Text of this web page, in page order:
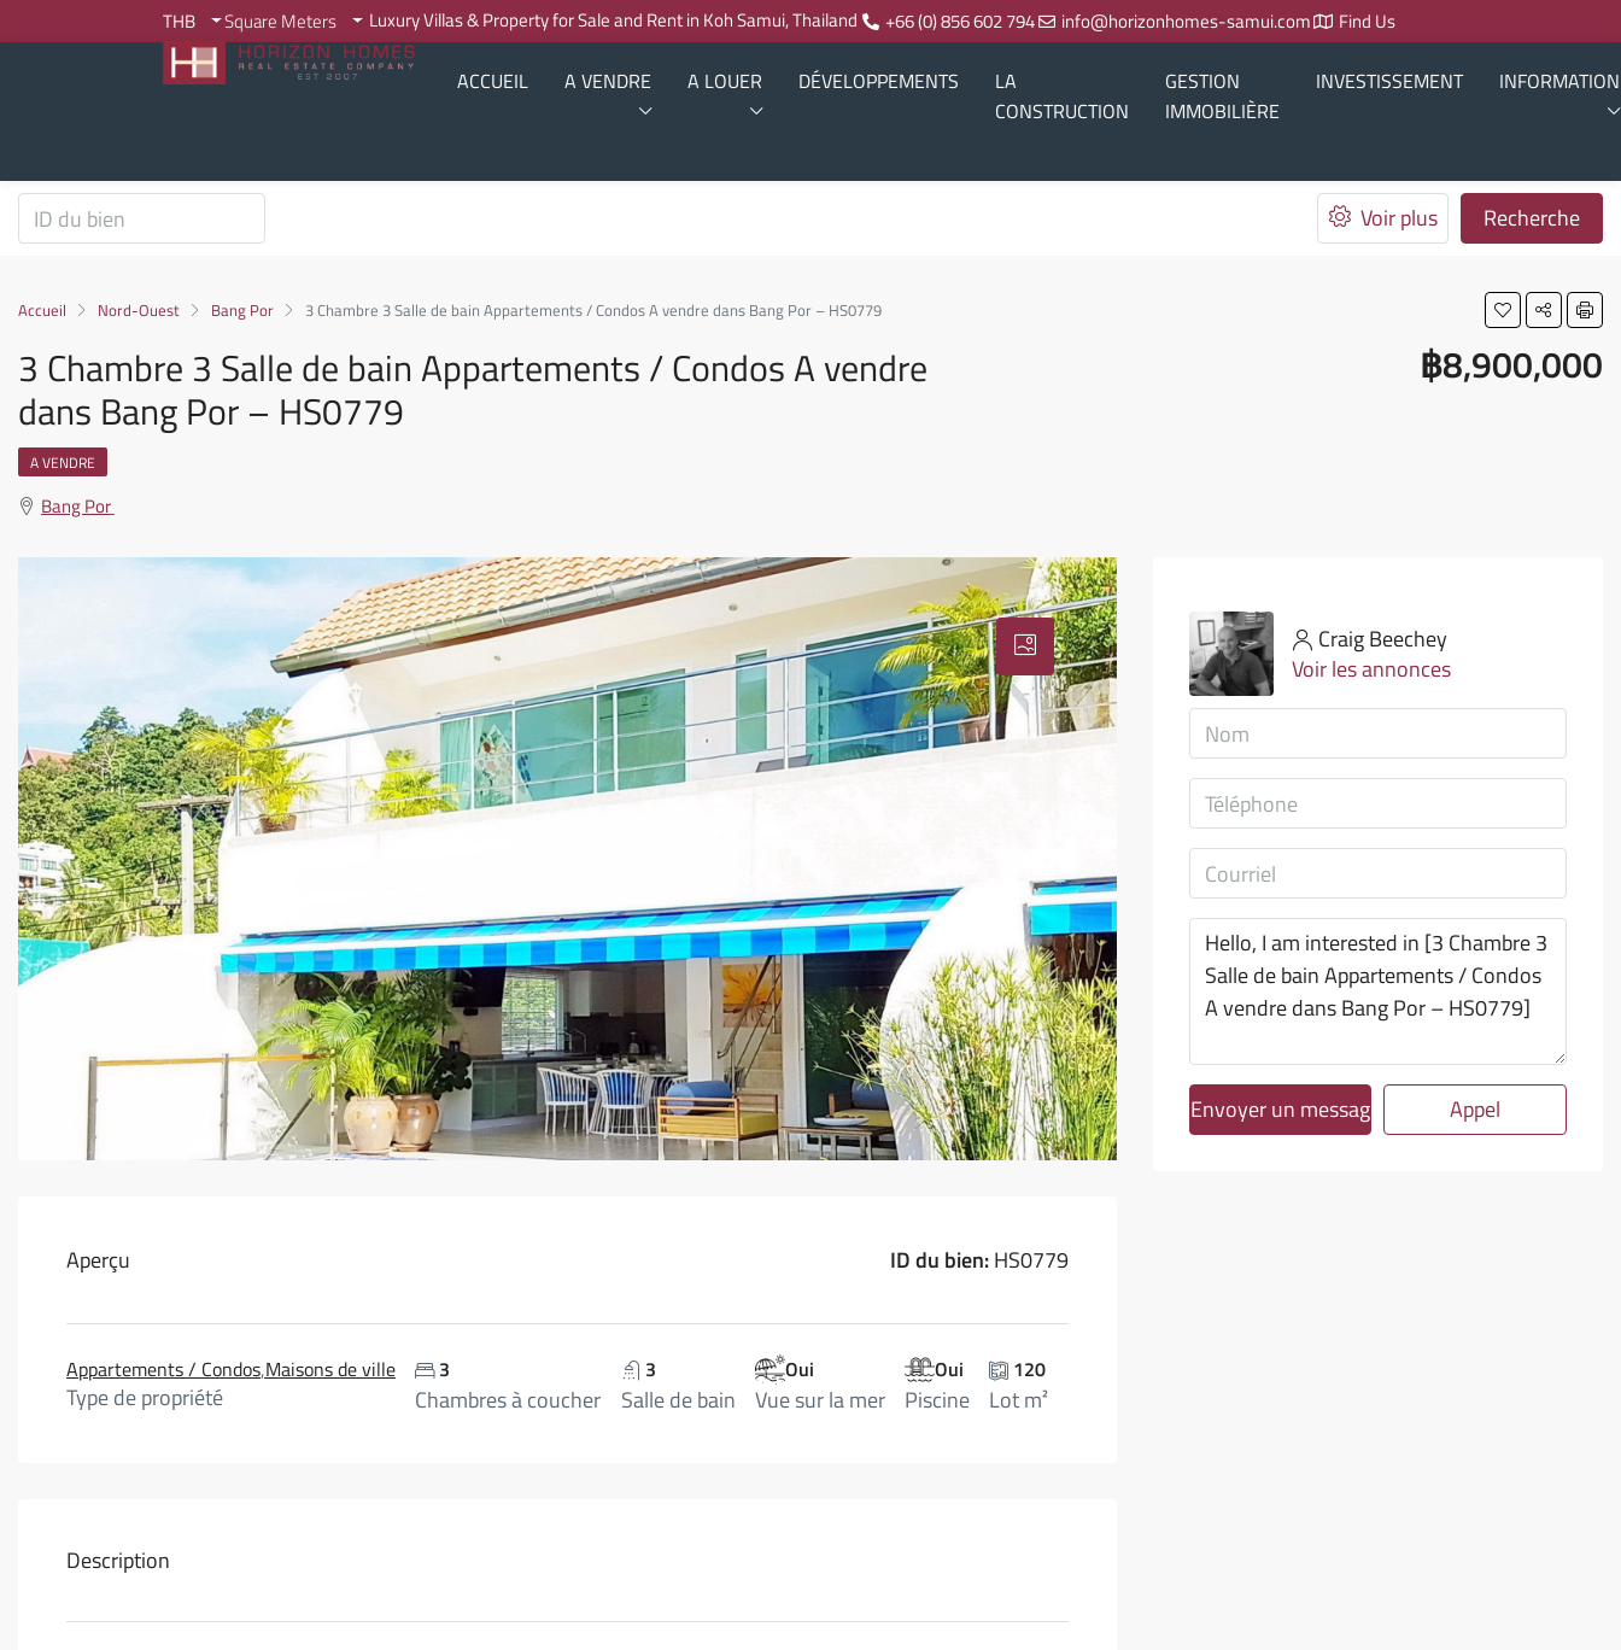
THB Square Meters Luxury Villas & Property for Sale and Rent in Koh Samui, Thailand +66 (0) 856 602 794 info@horizonhomes-samui.com Find Us
ACCUEIL A VENDRE A LOUER DÉVELOPPEMENTS
LA
CONSTRUCTION
GESTION
IMMOBILIÈRE
INVESTISSEMENT INFORMATION
Voir plus Recherche
Accueil Nord-Ouest Bang Por 3 Chambre 3 Salle de bain Appartements / Condos A vendre dans Bang Por – HS0779
3 Chambre 3 Salle de bain Appartements / Condos A vendre
dans Bang Por – HS0779
฿8,900,000
A VENDRE
Bang Por
Aperçu ID du bien:HS0779
Appartements / Condos,Maisons de ville
Type de propriété
3
Chambres à coucher
3
Salle de bain
Oui
Vue sur la mer
Oui
Piscine
120
Lot m²
Description
Craig Beechey
Voir les annonces
Envoyer un message Appel